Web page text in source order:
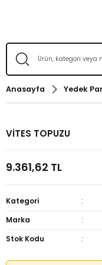
Anasayfa Yedek
VİTES TOPUZU
9.361,62 TL
Kategori
Marka
Stok Kodu